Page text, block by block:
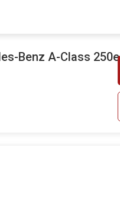
Benz A-Class 250e